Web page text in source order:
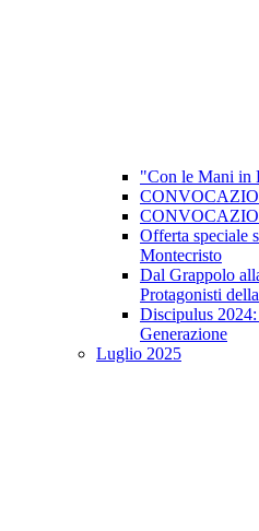
"Con le Mani in
Offerta speciale
Montecristo
Dal Grappolo
Protagonisti
Discipulus
Generazione
Luglio 2025